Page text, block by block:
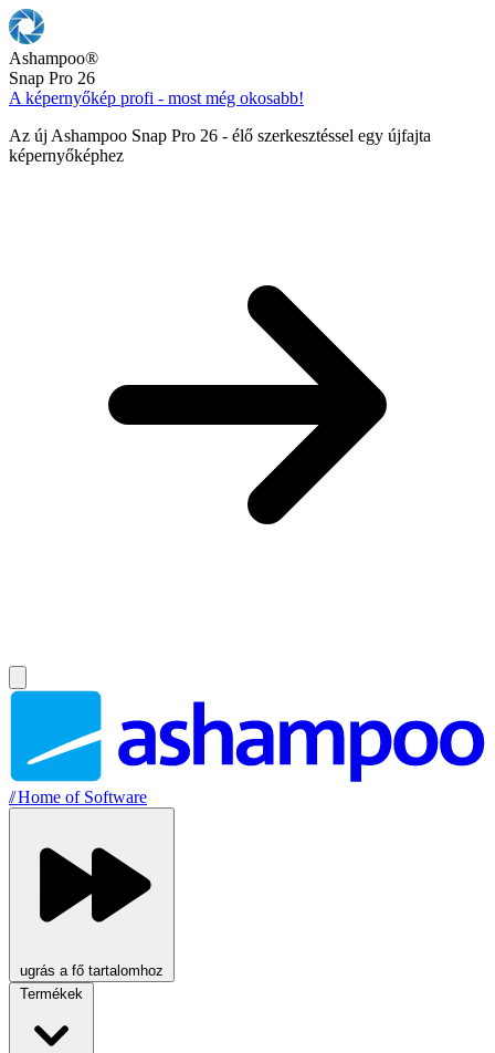
Ashampoo®
Snap Pro 26
A képernyőkép profi - most még okosabb!
Az új Ashampoo Snap Pro 26 - élő szerkesztéssel egy újfajta
képernyőképhez
//Home of Software
ugrás a fő tartalomhoz
Termékek